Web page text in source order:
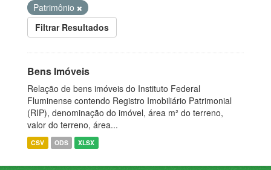
Patrimônio
Filtrar Resultados
Bens Imóveis
Relação de bens imóveis do Instituto Federal
Fluminense contendo Registro Imobiliário Patrimonial
(RIP), denominação do imóvel, área m² do terreno,
valor do terreno, área...
CSV ODS XLSX